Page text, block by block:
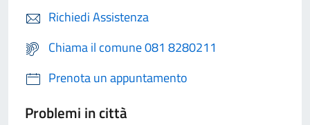
Richiedi Assistenza
Chiama il comune 081 8280211
Prenota un appuntamento
Problemi in città